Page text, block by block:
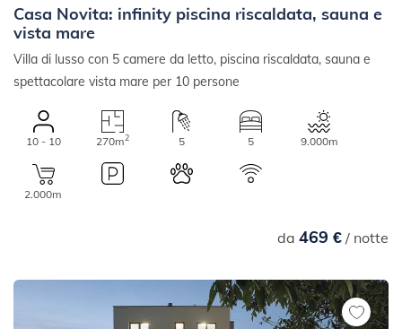
Casa Novita: infinity piscina riscaldata, sauna e
vista mare
Villa di lusso con 5 camere da letto, piscina riscaldata, sauna e
spettacolare vista mare per 10 persone
10 - 10 270m2 5 5 9.000m
2.000m
da 469 €/ notte